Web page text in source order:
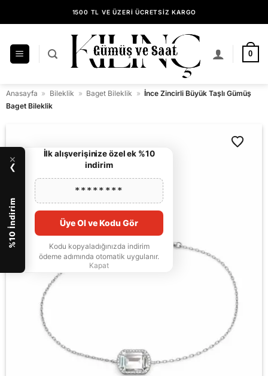
atla
1500 TL VE ÜZERİ ÜCRETSİZ KARGO
KILINÇ GÜMÜŞ GÜVENCESİYLE ALIŞVERİŞ
0
Anasayfa » Bileklik » Baget Bileklik » İnce Zincirli Büyük Taşlı Gümüş
Baget Bileklik
×
❯
%10 İndirim
İlk alışverişinize özel ek %10
indirim
********
Üye Ol ve Kodu Gör
Kodu kopyaladığınızda indirim
ödeme adımında otomatik uygulanır.
Kapat